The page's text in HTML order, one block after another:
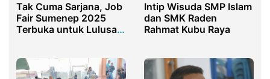
Tak Cuma Sarjana, Job
Fair Sumenep 2025
Terbuka untuk Lulusan
Intip Wisuda SMP Islam
dan SMK Raden
Rahmat Kubu Raya